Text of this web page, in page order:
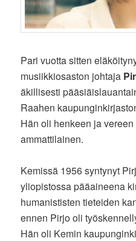
Pari vuotta sitten
musiikkiosaston johtaja
äkillisesti
Raahen
Hän oli henkeen ja
ammattilainen.
Kemissä 1956 syntynyt
yliopistossa pääaineena
humanististen tieteiden
ennen Pirjo oli
Hän oli Kemin